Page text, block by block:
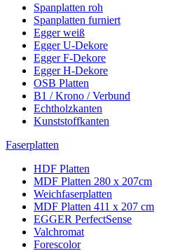
Spanplatten roh
Spanplatten furniert
Egger weiß
Egger U-Dekore
Egger F-Dekore
Egger H-Dekore
OSB Platten
B1 / Krono / Verbund
Echtholzkanten
Kunststoffkanten
Faserplatten
HDF Platten
MDF Platten 280 x 207cm
Weichfaserplatten
MDF Platten 411 x 207 cm
EGGER PerfectSense
Valchromat
Forescolor